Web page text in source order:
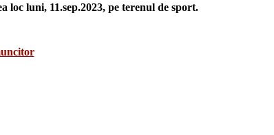
loc luni, 11.sep.2023, pe terenul de sport.